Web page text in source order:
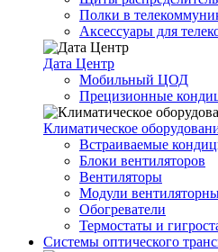
Полки в
Аксессуары для
Дата Центр
Мобильный ЦОД
Прецизионные
Климатичeское
Встраиваемые
Блоки вентиляторов
Вентиляторы
Модули
Обогреватели
Термостаты и
Системы оптического